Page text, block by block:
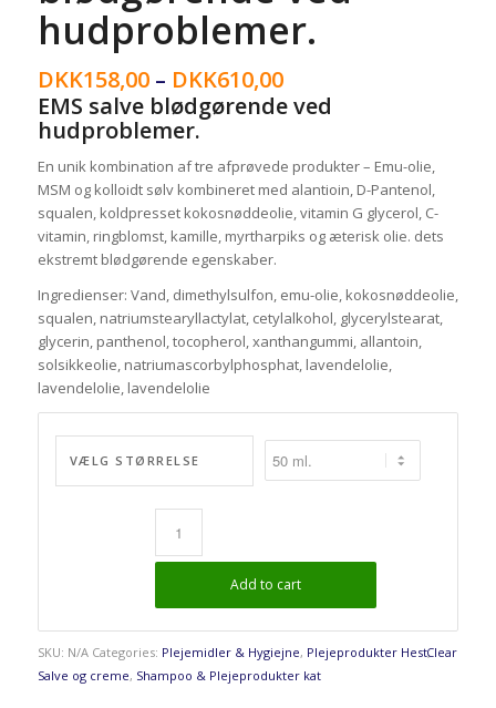
hudproblemer.
DKK158,00– DKK610,00
EMS salve blødgørende ved
hudproblemer.
En unik kombination af tre afprøvede produkter – Emu-olie,
MSM og kolloidt sølv kombineret med alantioin, D-Pantenol,
squalen, koldpresset kokosnøddeolie, vitamin G glycerol, C-
vitamin, ringblomst, kamille, myrtharpiks og æterisk olie. dets
ekstremt blødgørende egenskaber.
Ingredienser: Vand, dimethylsulfon, emu-olie, kokosnøddeolie,
squalen, natriumstearyllactylat, cetylalkohol, glycerylstearat,
glycerin, panthenol, tocopherol, xanthangummi, allantoin,
solsikkeolie, natriumascorbylphosphat, lavendelolie,
lavendelolie, lavendelolie
VÆLG STØRRELSE
Clear
Add to cart
SKU: N/A Categories: Plejemidler & Hygiejne, Plejeprodukter Hest,
Salve og creme, Shampoo & Plejeprodukter kat